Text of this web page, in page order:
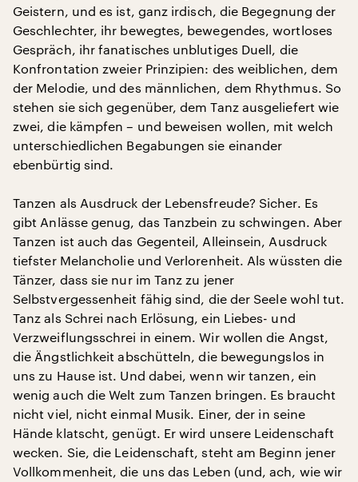
Geistern, und es ist, ganz irdisch, die Begegnung der
Geschlechter, ihr bewegtes, bewegendes, wortloses
Gespräch, ihr fanatisches unblutiges Duell, die
Konfrontation zweier Prinzipien: des weiblichen, dem
der Melodie, und des männlichen, dem Rhythmus. So
stehen sie sich gegenüber, dem Tanz ausgeliefert wie
zwei, die kämpfen – und beweisen wollen, mit welch
unterschiedlichen Begabungen sie einander
ebenbürtig sind.
Tanzen als Ausdruck der Lebensfreude? Sicher. Es
gibt Anlässe genug, das Tanzbein zu schwingen. Aber
Tanzen ist auch das Gegenteil, Alleinsein, Ausdruck
tiefster Melancholie und Verlorenheit. Als wüssten die
Tänzer, dass sie nur im Tanz zu jener
Selbstvergessenheit fähig sind, die der Seele wohl tut.
Tanz als Schrei nach Erlösung, ein Liebes- und
Verzweiflungsschrei in einem. Wir wollen die Angst,
die Ängstlichkeit abschütteln, die bewegungslos in
uns zu Hause ist. Und dabei, wenn wir tanzen, ein
wenig auch die Welt zum Tanzen bringen. Es braucht
nicht viel, nicht einmal Musik. Einer, der in seine
Hände klatscht, genügt. Er wird unsere Leidenschaft
wecken. Sie, die Leidenschaft, steht am Beginn jener
Vollkommenheit, die uns das Leben (und, ach, wie wir